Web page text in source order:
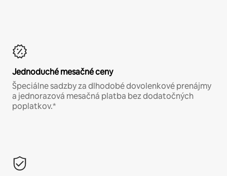
Jednoduché mesačné ceny
Špeciálne sadzby za dlhodobé dovolenkové prenájmy
a jednorazová mesačná platba bez dodatočných
poplatkov.*